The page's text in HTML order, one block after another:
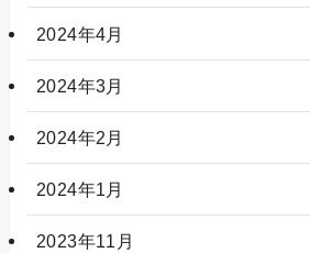
2024年4月
2024年3月
2024年2月
2024年1月
2023年11月